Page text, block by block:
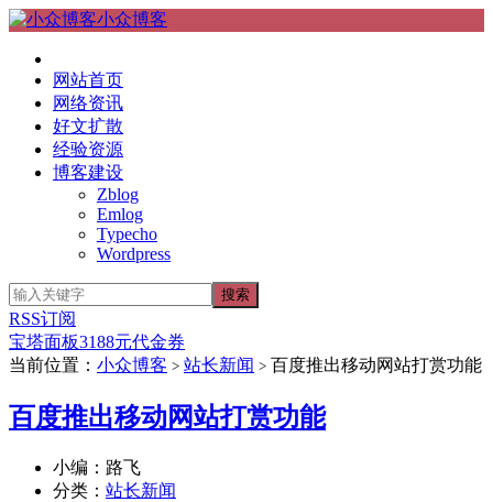
小众博客
网站首页
网络资讯
好文扩散
经验资源
博客建设
Zblog
Emlog
Typecho
Wordpress
RSS订阅
宝塔面板3188元代金券
当前位置： 小众博客 > 站长新闻 > 百度推出移动网站打赏功能
百度推出移动网站打赏功能
小编：路飞
分类： 站长新闻